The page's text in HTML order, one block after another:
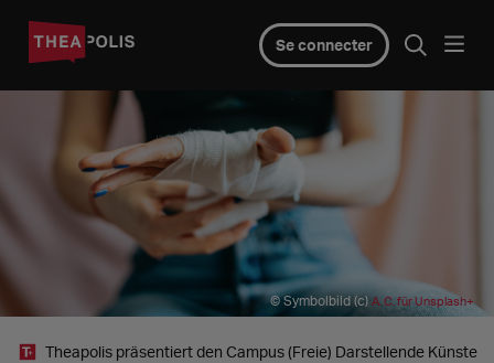
Se connecter
© Symbolbild (c) A. C. für Unsplash+
Theapolis präsentiert den Campus (Freie) Darstellende Künste